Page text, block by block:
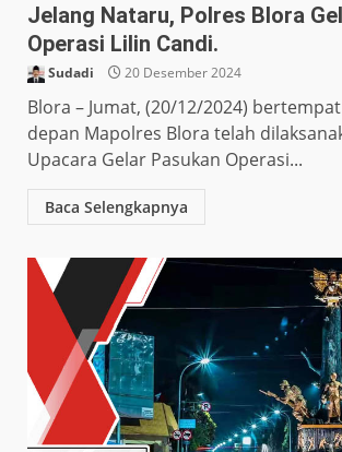
Jelang Nataru, Polres Blora
Operasi Lilin Candi.
Sudadi 20 Desember 2024
Blora – Jumat, (20/12/2024)
depan Mapolres Blora telah
Upacara Gelar Pasukan Operasi...
Baca Selengkapnya